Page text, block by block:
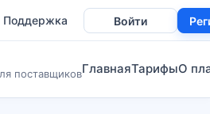
Войти
Поддержка
поставщиковГлавнаяТарифыО